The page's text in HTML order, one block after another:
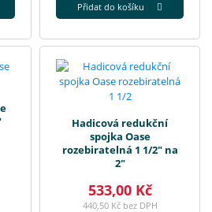
Přidat do košíku
Hadicová redukční
spojka Oase
rozebiratelná 1 1/2" na
2"
533,00 Kč
440,50 Kč bez DPH